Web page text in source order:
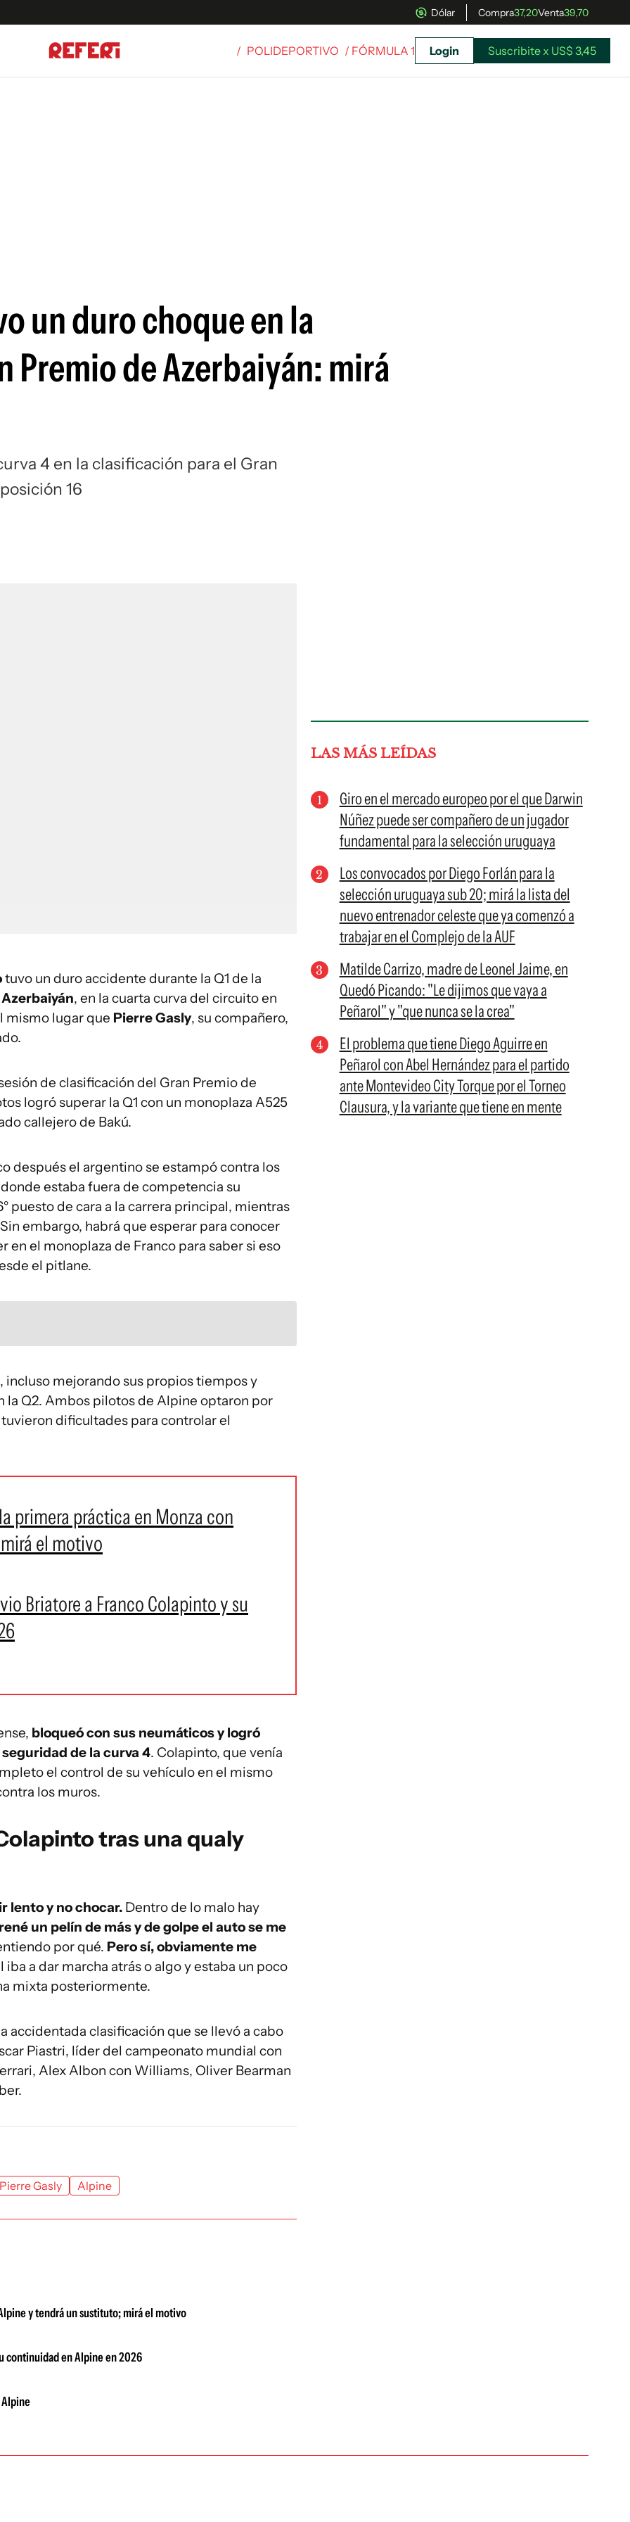
Dólar Compra37,20Venta39,70
Siguenos en:
/ POLIDEPORTIVO / FÓRMULA 1 Login Suscribite x US$ 3,45
un duro choque en la
Premio de Azerbaiyán: mirá
4 en la clasificación para el Gran
16
tuvo un duro accidente durante la Q1 de la
, en la cuarta curva del circuito en
mismo lugar que Pierre Gasly, su compañero,
de clasificación del Gran Premio de
logró superar la Q1 con un monoplaza A525
callejero de Bakú.
después el argentino se estampó contra los
estaba fuera de competencia su
puesto de cara a la carrera principal, mientras
embargo, habrá que esperar para conocer
el monoplaza de Franco para saber si eso
el pitlane.
mejorando sus propios tiempos y
la Q2. Ambos pilotos de Alpine optaron por
dificultades para controlar el
primera práctica en Monza con
el motivo
Briatore a Franco Colapinto y su
bloqueó con sus neumáticos y logró
de la curva 4. Colapinto, que venía
el control de su vehículo en el mismo
los muros.
tras una qualy
lento y no chocar. Dentro de lo malo hay
un pelín de más y de golpe el auto se me
por qué. Pero sí, obviamente me
iba a dar marcha atrás o algo y estaba un poco
mixta posteriormente.
accidentada clasificación que se llevó a cabo
Piastri, líder del campeonato mundial con
Alex Albon con Williams, Oliver Bearman
LAS MÁS LEÍDAS
Giro en el mercado europeo por el que Darwin
Núñez puede ser compañero de un jugador
fundamental para la selección uruguaya
Los convocados por Diego Forlán para la
selección uruguaya sub 20; mirá la lista del
nuevo entrenador celeste que ya comenzó a
trabajar en el Complejo de la AUF
Matilde Carrizo, madre de Leonel Jaime, en
Quedó Picando: "Le dijimos que vaya a
Peñarol" y "que nunca se la crea"
El problema que tiene Diego Aguirre en
Peñarol con Abel Hernández para el partido
ante Montevideo City Torque por el Torneo
Clausura, y la variante que tiene en mente
Pierre Gasly Alpine
y tendrá un sustituto; mirá el motivo
continuidad en Alpine en 2026